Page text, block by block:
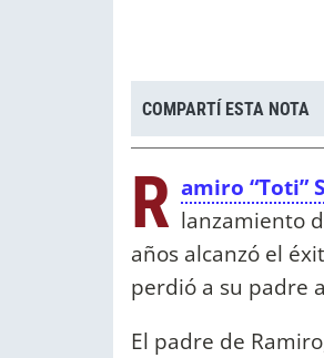
COMPARTÍ ESTA NOTA
R amiro “Toti”
lanzamiento
años alcanzó el
perdió a su padre
El padre de